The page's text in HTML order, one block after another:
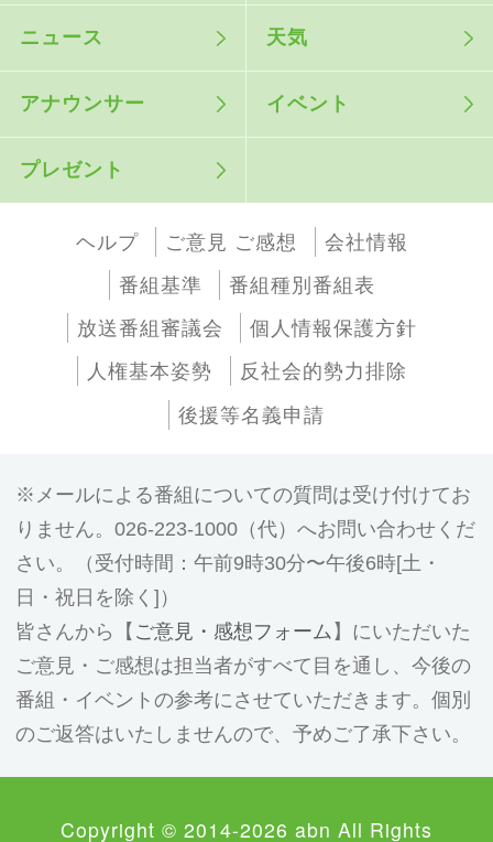
ニュース 天気
アナウンサー イベント
プレゼント
ヘルプ ご意見 ご感想
会社情報
番組基準
番組種別番組表
放送番組審議会
個人情報保護方針
人権基本姿勢
反社会的勢力排除
後援等名義申請
メールによる番組についての質問は受け付けてお
りません。026-223-1000（代）へお問い合わせくだ
さい。（受付時間：午前9時30分〜午後6時[土・
日・祝日を除く]）
皆さんから【 ご意見・感想フォーム 】にいただいた
ご意見・ご感想は担当者がすべて目を通し、今後の
番組・イベントの参考にさせていただきます。個別
のご返答はいたしませんので、予めご了承下さい。
Copyright © 2014-2026 abn All Rights